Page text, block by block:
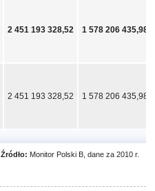
2 451 193 328,52 1 578 206 435,98
2 451 193 328,52 1 578 206 435,98
Źródło: Monitor Polski B, dane za 2010 r.